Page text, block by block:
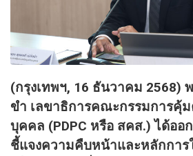
​(กรุงเทพฯ, 16 ธันวาคม 2568)
ขำ เลขาธิการคณะกรรมการคุ้
บุคคล (PDPC หรือ สคส.) ได้ออ
ชี้แจงความคืบหน้าและหลักการ